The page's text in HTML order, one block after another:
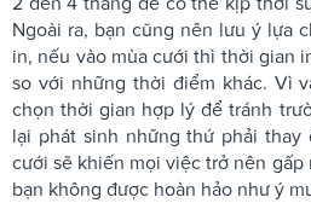
Ngoài ra, bạn cũng nên lưu ý lựa
in, nếu vào mùa cưới thì thời gian
so với những thời điểm khác. Vì
chọn thời gian hợp lý để tránh
lại phát sinh những thứ phải thay
cưới sẽ khiến mọi việc trở nên
bạn không được hoàn hảo như ý